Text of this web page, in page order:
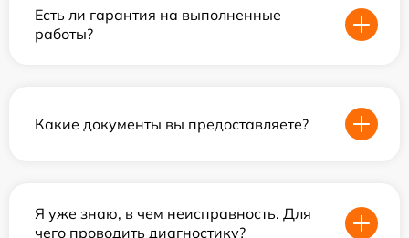
Есть ли гарантия на выполненные
работы?
Какие документы вы предоставляете?
Я уже знаю, в чем неисправность. Для
чего проводить диагностику?